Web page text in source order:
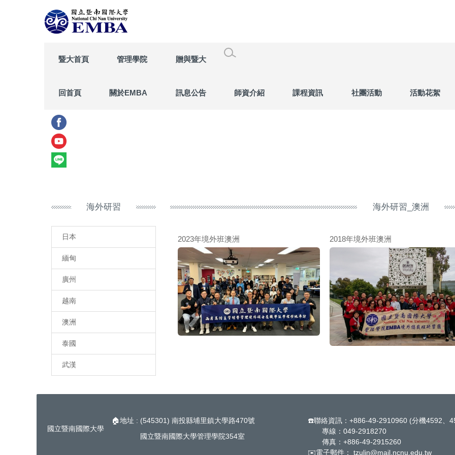
暨大首頁 管理學院 贈與暨大
回首頁 關於EMBA 訊息公告 師資介紹 課程資訊 社團活動 活動花絮
海外研習
日本
緬甸
廣州
越南
澳洲
泰國
武漢
海外研習_澳洲
2023年境外班澳洲 2018年境外班澳洲
國立暨南國際大學
🏠地址 : (545301) 南投縣埔里鎮大學路470號
國立暨南國際大學管理學院354室
☎️聯絡資訊：+886-49-2910960 (分機4592、
專線：049-2918270
傳真：+886-49-2915260
✉️電子郵件： tzulin@mail.ncnu.edu.tw